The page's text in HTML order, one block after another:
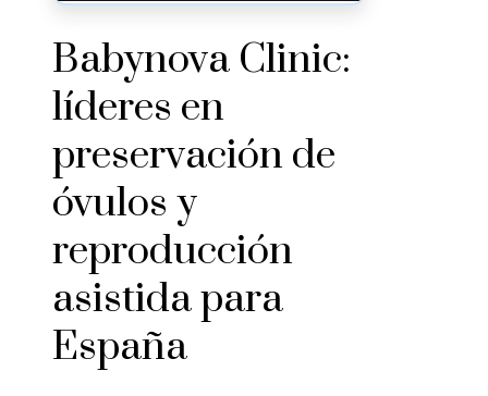
Babynova Clinic:
líderes en
preservación de
óvulos y
reproducción
asistida para
España